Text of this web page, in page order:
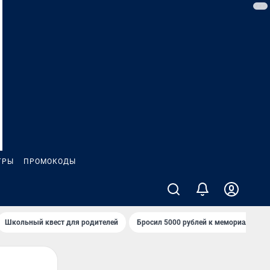
ПРОМОКОДЫ
Школьный квест для родителей Бросил 5000 рублей к мемориалу